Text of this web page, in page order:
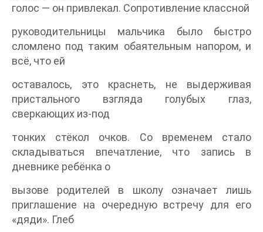
голос — он привлекал. Сопротивление классной
руководительницы мальчика было быстро
сломлено под таким обаятельным напором, и
всё, что ей
оставалось, это краснеть, не выдерживая
пристального взгляда голубых глаз,
сверкающих из-под
тонких стёкол очков. Со временем стало
складываться впечатление, что запись в
дневнике ребёнка о
вызове родителей в школу означает лишь
приглашение на очередную встречу для его
«дяди». Глеб